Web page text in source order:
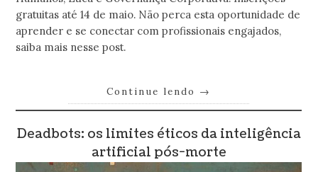
gratuitas até 14 de maio. Não perca esta oportunidade de
aprender e se conectar com profissionais engajados,
saiba mais nesse post.
Continue lendo →
Deadbots: os limites éticos da inteligência
artificial pós-morte